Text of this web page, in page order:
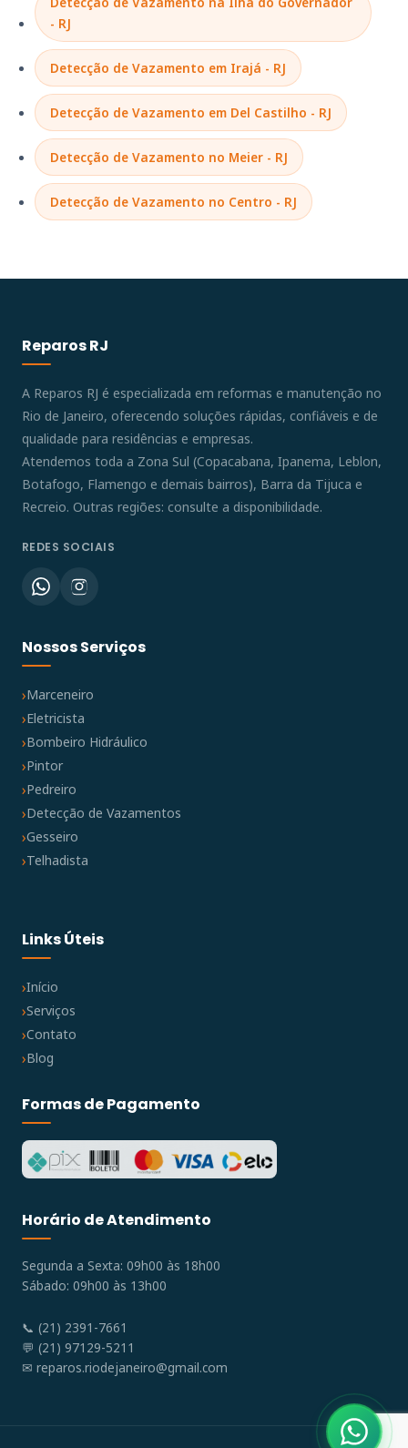
- RJ
Detecção de Vazamento em Irajá - RJ
Detecção de Vazamento em Del Castilho - RJ
Detecção de Vazamento no Meier - RJ
Detecção de Vazamento no Centro - RJ
Reparos RJ
A Reparos RJ é especializada em reformas e manutenção no
Rio de Janeiro, oferecendo soluções rápidas, confiáveis e de
qualidade para residências e empresas.
Atendemos toda a Zona Sul (Copacabana, Ipanema, Leblon,
Botafogo, Flamengo e demais bairros), Barra da Tijuca e
Recreio. Outras regiões: consulte a disponibilidade.
REDES SOCIAIS
Nossos Serviços
Marceneiro
Eletricista
Bombeiro Hidráulico
Pintor
Pedreiro
Detecção de Vazamentos
Gesseiro
Telhadista
Links Úteis
Início
Serviços
Contato
Blog
Formas de Pagamento
Horário de Atendimento
Segunda a Sexta: 09h00 às 18h00
Sábado: 09h00 às 13h00
📞 (21) 2391-7661
💬 (21) 97129-5211
✉ reparos.riodejaneiro@gmail.com